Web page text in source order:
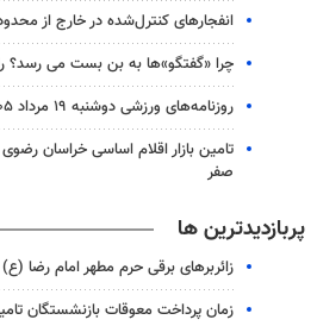
انفجارهای کنترل‌شده در خارج از
چرا «گفتگو»ها به بن بست می رسد؟
روزنامه‌های ورزشی دوشنبه ۱۹ مرداد ۱۴۰۵
تامین بازار اقلام اساسی خراسان رضوی
صفر
پربازدیدترین ها
زائربرهای برقی حرم مطهر امام رضا (ع) از ۲۰ مرداد ۱۴۰۵ متوقف
زمان پرداخت معوقات بازنشستگان